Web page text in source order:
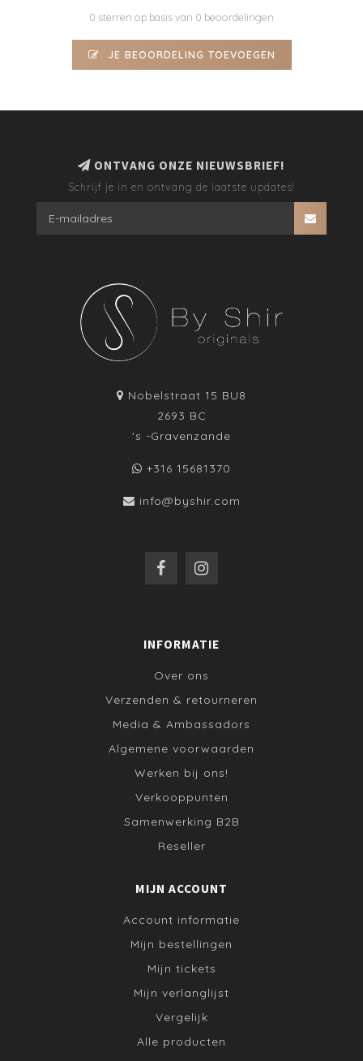
0 sterren op basis van 0 beoordelingen
JE BEOORDELING TOEVOEGEN
ONTVANG ONZE NIEUWSBRIEF!
Schrijf je in en ontvang de laatste updates!
Nobelstraat 15 BU8
2693 BC
's -Gravenzande
+316 15681370
info@byshir.com
INFORMATIE
Over ons
Verzenden & retourneren
Media & Ambassadors
Algemene voorwaarden
Werken bij ons!
Verkooppunten
Samenwerking B2B
Reseller
MIJN ACCOUNT
Account informatie
Mijn bestellingen
Mijn tickets
Mijn verlanglijst
Vergelijk
Alle producten